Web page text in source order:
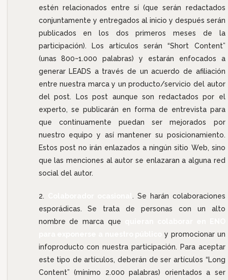
estén relacionados entre sí (que serán redactados
conjuntamente y entregados al inicio y después serán
publicados en los dos primeros meses de la
participación). Los artículos serán “Short Content”
(unas 800~1.000 palabras) y estarán enfocados a
generar LEADS a través de un acuerdo de afiliación
entre nuestra marca y un producto/servicio del autor
del post. Los post aunque son redactados por el
experto, se publicarán en forma de entrevista para
que continuamente puedan ser mejorados por
nuestro equipo y así mantener su posicionamiento.
Estos post no irán enlazados a ningún sitio Web, sino
que las menciones al autor se enlazaran a alguna red
social del autor.
. Se harán colaboraciones
esporádicas. Se trata de personas con un alto
nombre de marca que
y promocionar un
infoproducto con nuestra participación. Para aceptar
este tipo de artículos, deberán de ser artículos “Long
Content” (mínimo 2.000 palabras) orientados a ser